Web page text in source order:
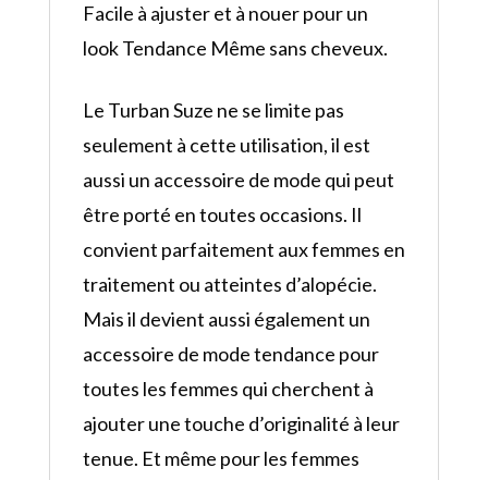
Facile à ajuster et à nouer pour un
look Tendance Même sans cheveux.
Le Turban Suze ne se limite pas
seulement à cette utilisation, il est
aussi un accessoire de mode qui peut
être porté en toutes occasions. Il
convient parfaitement aux femmes en
traitement ou atteintes d’alopécie.
Mais il devient aussi également un
accessoire de mode tendance pour
toutes les femmes qui cherchent à
ajouter une touche d’originalité à leur
tenue. Et même pour les femmes